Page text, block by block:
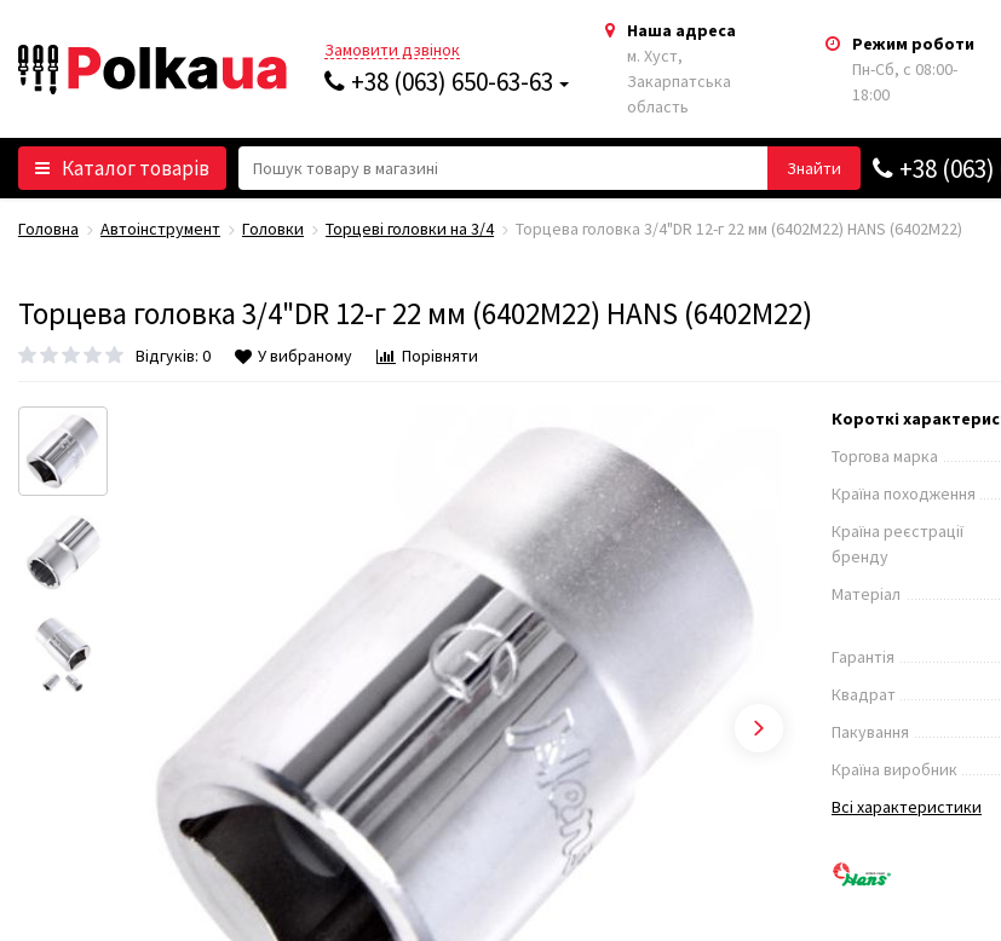
Замовити дзвінок
+38 (063) 650-63-63
Наша адреса
м. Хуст,
Закарпатська
область
Режим роботи
Пн-Сб, с 08:00-
18:00
Каталог товарів Знайти +38
Головна Автоінструмент Головки Торцеві головки на 3/4 Торцева головка 3/4"DR 12-г 22 мм (6402M22) HANS (6402М22)
Торцева головка 3/4"DR 12-г 22 мм (6402M22) HANS (6402М22)
Відгуків: 0 У вибраному Порівняти
Короткі
Торгова марка
Країна походження
Країна реєстрації
бренду
Матеріал
Гарантія
Квадрат
Пакування
Країна виробник
Всі характеристики